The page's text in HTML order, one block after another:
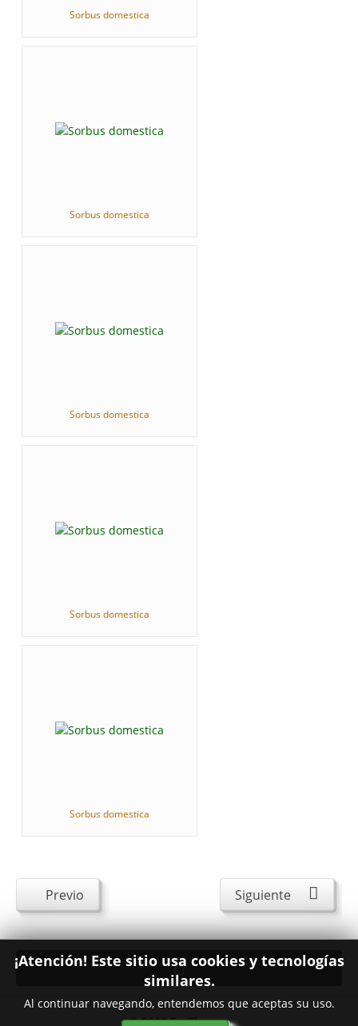
Sorbus domestica
Sorbus domestica
Sorbus domestica
Sorbus domestica
Sorbus domestica
Previo Siguiente
© 2026FavThemes
¡Atención! Este sitio usa cookies y tecnologías
similares.
Al continuar navegando, entendemos que aceptas su uso.